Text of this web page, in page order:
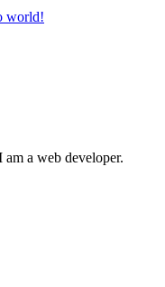
world!
a web developer.